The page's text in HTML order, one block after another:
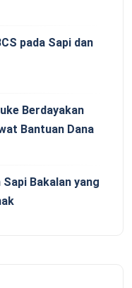
pada Sapi dan
Berdayakan
Bantuan Dana
Bakalan yang